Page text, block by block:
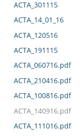
ACTA_301115
ACTA_14_01_16
ACTA_120516
ACTA_191115
ACTA_060716.pdf
ACTA_210416.pdf
ACTA_100816.pdf
ACTA_140916.pdf
ACTA_111016.pdf